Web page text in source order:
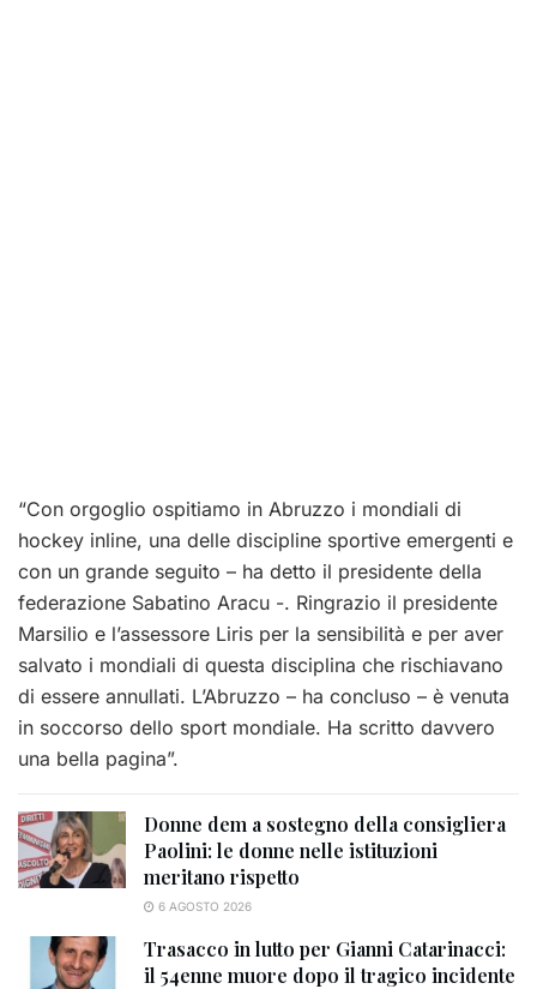
“Con orgoglio ospitiamo in Abruzzo i mondiali di
hockey inline, una delle discipline sportive emergenti e
con un grande seguito – ha detto il presidente della
federazione Sabatino Aracu -. Ringrazio il presidente
Marsilio e l’assessore Liris per la sensibilità e per aver
salvato i mondiali di questa disciplina che rischiavano
di essere annullati. L’Abruzzo – ha concluso – è venuta
in soccorso dello sport mondiale. Ha scritto davvero
una bella pagina”.
Donne dem a sostegno della consigliera
Paolini: le donne nelle istituzioni
meritano rispetto
6 AGOSTO 2026
Trasacco in lutto per Gianni Catarinacci:
il 54enne muore dopo il tragico incidente